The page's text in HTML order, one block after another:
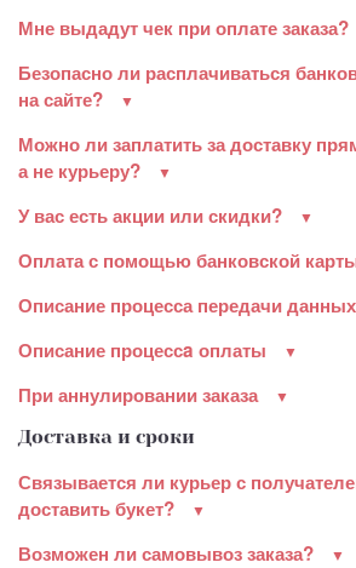
Мне выдадут чек при оплате заказа?
Безопасно ли расплачиваться
на сайте?
Можно ли заплатить за доставку
а не курьеру?
У вас есть акции или скидки?
Оплата с помощью банковской
Описание процесса передачи данных
Описание процессa оплаты
При аннулировании заказа
Доставка и сроки
Связывается ли курьер с
доставить букет?
Возможен ли самовывоз заказа?